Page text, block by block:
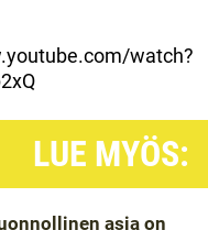
watch?
LUE MYÖS:
asia on